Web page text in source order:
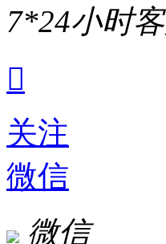
7*24小时

关注
微信
微信